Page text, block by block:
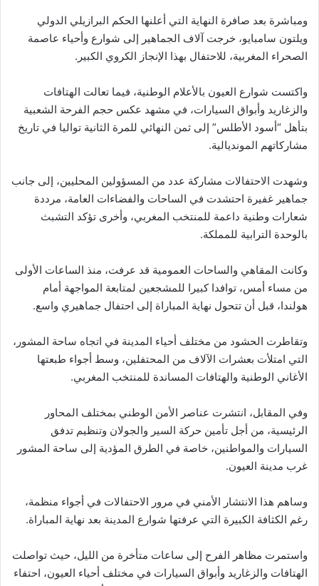
ومباشرة بعد صافرة النهاية التي أعلنها الحكم البرازيلي الدولي
ويلتون سامبايو، خرجت آلاف الجماهير إلى شوارع وأحياء عاصمة
الصحراء المغربية، للاحتفال بهذا الإنجاز الكروي الكبير.
واكتست شوارع العيون بالأعلام الوطنية، فيما تعالت الهتافات
والزغاريد وأبواق السيارات، في مشهد عكس حجم الفرحة الشعبية
بتأهل “أسود الأطلس” إلى ثمن النهائي للمرة الثانية تواليا في تاريخ
مشاركاتهم المونديالية.
وشهدت الاحتفالات مشاركة عدد من المسؤولين المحليين، إلى جانب
جماهير غفيرة احتشدت في الساحات والفضاءات العامة، مرددة
شعارات وطنية داعمة للمنتخب المغربي، وأخرى تؤكد التشبث
بالوحدة الترابية للمملكة.
وكانت المقاهي والساحات العمومية قد عرفت، منذ الساعات الأولى
من مساء أمس، توافدا كبيرا للمشجعين لمتابعة المواجهة أمام
هولندا، قبل أن تتحول نهاية المباراة إلى احتفال جماهيري واسع.
وتقاطرت الحشود من مختلف أحياء المدينة في اتجاه ساحة المشور،
التي امتلأت بعشرات الآلاف من المحتفلين، وسط أجواء طبعتها
الأغاني الوطنية والهتافات المساندة للمنتخب المغربي.
وفي المقابل، انتشرت عناصر الأمن الوطني بمختلف المحاور
الرئيسية، من أجل تأمين حركة السير والجولان وتنظيم تدفق
السيارات والمواطنين، خاصة في الطرق المؤدية إلى ساحة المشور
غرب مدينة العيون.
وساهم هذا الانتشار الأمني في مرور الاحتفالات في أجواء منظمة،
رغم الكثافة الكبيرة التي عرفتها شوارع المدينة بعد نهاية المباراة.
واستمرت مظاهر الفرح إلى ساعات متأخرة من الليل، حيث تواصلت
الهتافات والزغاريد وأبواق السيارات في مختلف أحياء العيون، احتفاء